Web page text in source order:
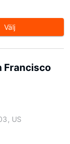
Välj
Francisco
US